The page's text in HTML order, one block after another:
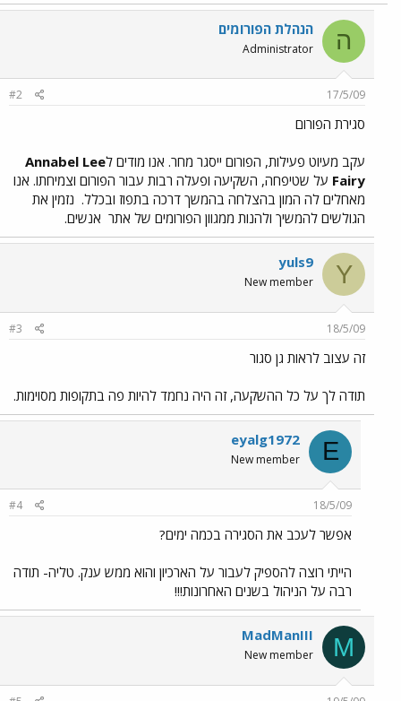
ה הנהלת הפורומים
Administrator
17/5/09
#2
סגירת הפורום
עקב מעיוט פעילות, הפורום ייסגר מחר. אנו מודים לAnnabel Lee
Fairy על שטיפחה, השקיעה ופעלה רבות עבור הפורום וצמיחתו. אנו
מאחלים לה המון בהצלחה בהמשך דרכה בתפוז ובכלל. נזמין את
הגולשים להמשיך ולהנות ממגוון הפורומים של אתר אנשים.
Y
yuls9
New member
18/5/09
#3
זה עצוב לראות גן סגור
תודה לך על כל ההשקעה, זה היה נחמד להיות פה בתקופות מסוימות.
E
eyalg1972
New member
18/5/09
#4
אפשר לעכב את הסגירה בכמה ימים?
הייתי רוצה להספיק לעבור על הארכיון והוא ממש ענק. טליה- תודה
רבה על הניהול בשנים האחרונות!!!
M
MadManIII
New member